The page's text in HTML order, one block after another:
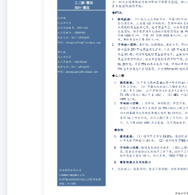
慌，担心需求下降，一系列因素导致
◆PTA： 张秀峰化工研究员投资咨询编
资格号：F0289189联系电话：0571-
zhangxiufeng@ cindasc.com 1.微观数
万吨、中泰120万吨重启，蓬威90万吨
巷120万吨短停，至周四PTA负荷上调
聚酯装置检修之外，也有装置开启，
为主。截至本周四，初步核算国内大
85.9%附近。（3）PTA现货价格5885
1008美元/吨，石脑油价格699.5美元/
433元/吨。 2.市场核心逻辑：原料端
面，环比供增需减。据CCF报道，独
复正常，中泰120万吨重启中，至周四
80.4%。本周附近聚酯装置检修增多，
置，另外局部装置负荷有所修正，综